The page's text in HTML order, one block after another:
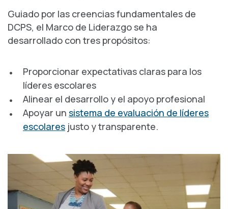
Guiado por las creencias fundamentales de
DCPS, el Marco de Liderazgo se ha
desarrollado con tres propósitos:
Proporcionar expectativas claras para los
líderes escolares
Alinear el desarrollo y el apoyo profesional
Apoyar un sistema de evaluación de líderes
escolares justo y transparente.